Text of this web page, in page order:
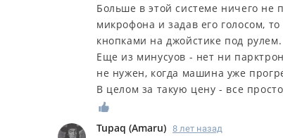
Больше в этой системе ничего
микрофона и задав его голосом,
кнопками на джойстике под рулем.
Еще из минусуов - нет ни
не нужен, когда машина уже
В целом за такую цену - все
Tupaq (Amaru) 8 лет назад